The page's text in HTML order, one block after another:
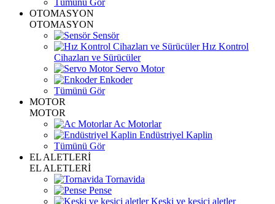
Tümünü Gör
OTOMASYON
OTOMASYON
Sensör
Hız Kontrol
Cihazları ve Sürücüler
Servo Motor
Enkoder
Tümünü Gör
MOTOR
MOTOR
Ac Motorlar
Endüstriyel Kaplin
Tümünü Gör
EL ALETLERİ
EL ALETLERİ
Tornavida
Pense
Keski ve kesici aletler